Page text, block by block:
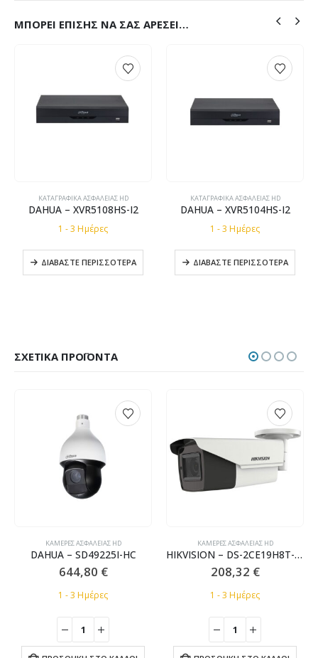
ΜΠΟΡΕΊ ΕΠΊΣΗΣ ΝΑ ΣΑΣ ΑΡΈΣΕΙ…
ΚΑΤΑΓΡΑΦΙΚΆ ΑΣΦΑΛΕΊΑΣ HD
DAHUA – XVR5108HS-I2
1 - 3 Ημέρες
ΔΙΑΒΆΣΤΕ ΠΕΡΙΣΣΌΤΕΡΑ
ΚΑΤΑΓΡΑΦΙΚΆ ΑΣΦΑΛΕΊΑΣ HD
DAHUA – XVR5104HS-I2
1 - 3 Ημέρες
ΔΙΑΒΆΣΤΕ ΠΕΡΙΣΣΌΤΕΡΑ
ΣΧΕΤΙΚΆ ΠΡΟΪΌΝΤΑ
ΚΆΜΕΡΕΣ ΑΣΦΑΛΕΊΑΣ HD
DAHUA – SD49225I-HC
644,80 €
1 - 3 Ημέρες
ΚΆΜΕΡΕΣ ΑΣΦΑΛΕΊΑΣ HD
HIKVISION – DS-2CE19H8T-AIT3ZF
208,32 €
1 - 3 Ημέρες